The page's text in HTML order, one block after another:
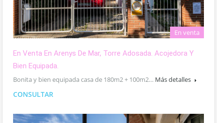
En venta
En Venta En Arenys De Mar, Torre Adosada. Acojedora Y
Bien Equipada.
Bonita y bien equipada casa de 180m2 + 100m2… Más detalles
CONSULTAR